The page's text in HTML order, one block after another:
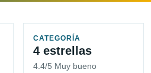
CATEGORÍA
4 estrellas
4.4/5 Muy bueno